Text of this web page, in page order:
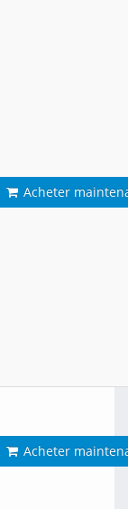
Acheter
Acheter